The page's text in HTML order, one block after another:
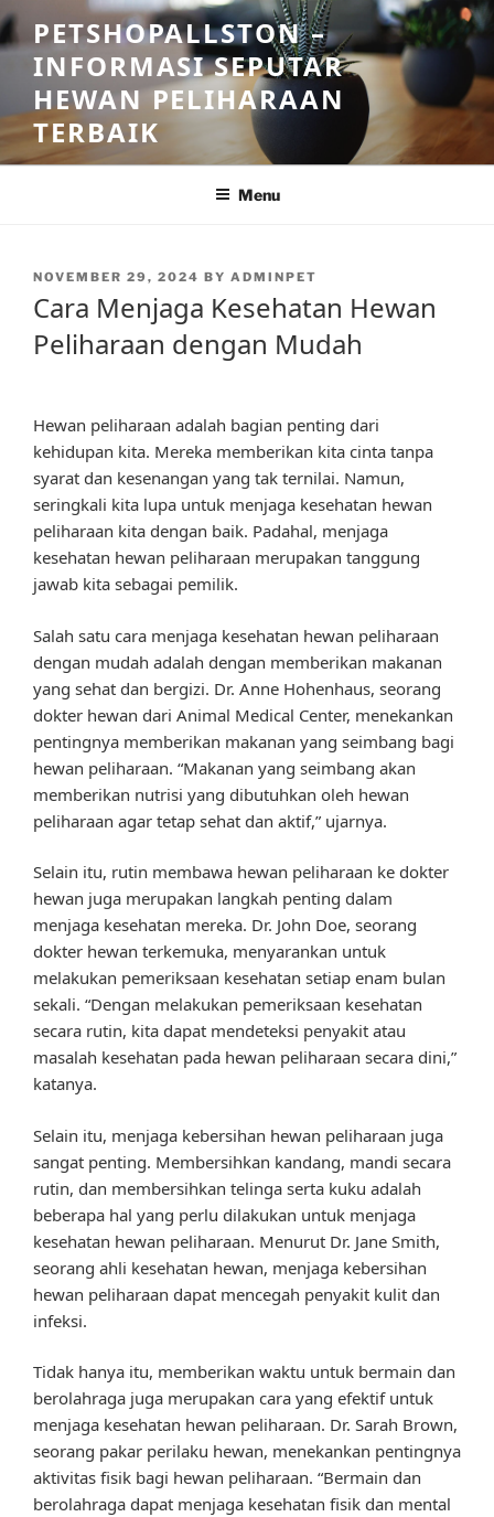
Skip
to
content
PETSHOPALLSTON –
INFORMASI SEPUTAR
HEWAN PELIHARAAN
TERBAIK
Menu
POSTED
NOVEMBER 29, 2024 BY ADMINPET
Cara Menjaga Kesehatan Hewan
Peliharaan dengan Mudah
Hewan peliharaan adalah bagian penting dari
kehidupan kita. Mereka memberikan kita cinta tanpa
syarat dan kesenangan yang tak ternilai. Namun,
seringkali kita lupa untuk menjaga kesehatan hewan
peliharaan kita dengan baik. Padahal, menjaga
kesehatan hewan peliharaan merupakan tanggung
jawab kita sebagai pemilik.
Salah satu cara menjaga kesehatan hewan peliharaan
dengan mudah adalah dengan memberikan makanan
yang sehat dan bergizi. Dr. Anne Hohenhaus, seorang
dokter hewan dari Animal Medical Center, menekankan
pentingnya memberikan makanan yang seimbang bagi
hewan peliharaan. “Makanan yang seimbang akan
memberikan nutrisi yang dibutuhkan oleh hewan
peliharaan agar tetap sehat dan aktif,” ujarnya.
Selain itu, rutin membawa hewan peliharaan ke dokter
hewan juga merupakan langkah penting dalam
menjaga kesehatan mereka. Dr. John Doe, seorang
dokter hewan terkemuka, menyarankan untuk
melakukan pemeriksaan kesehatan setiap enam bulan
sekali. “Dengan melakukan pemeriksaan kesehatan
secara rutin, kita dapat mendeteksi penyakit atau
masalah kesehatan pada hewan peliharaan secara dini,”
katanya.
Selain itu, menjaga kebersihan hewan peliharaan juga
sangat penting. Membersihkan kandang, mandi secara
rutin, dan membersihkan telinga serta kuku adalah
beberapa hal yang perlu dilakukan untuk menjaga
kesehatan hewan peliharaan. Menurut Dr. Jane Smith,
seorang ahli kesehatan hewan, menjaga kebersihan
hewan peliharaan dapat mencegah penyakit kulit dan
infeksi.
Tidak hanya itu, memberikan waktu untuk bermain dan
berolahraga juga merupakan cara yang efektif untuk
menjaga kesehatan hewan peliharaan. Dr. Sarah Brown,
seorang pakar perilaku hewan, menekankan pentingnya
aktivitas fisik bagi hewan peliharaan. “Bermain dan
berolahraga dapat menjaga kesehatan fisik dan mental